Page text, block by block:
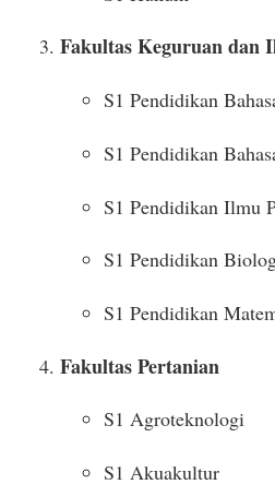
Fakultas Keguruan dan
S1 Pendidikan
S1 Pendidikan
S1 Pendidikan Ilmu
S1 Pendidikan
S1 Pendidikan
Fakultas Pertanian
S1 Agroteknologi
S1 Akuakultur